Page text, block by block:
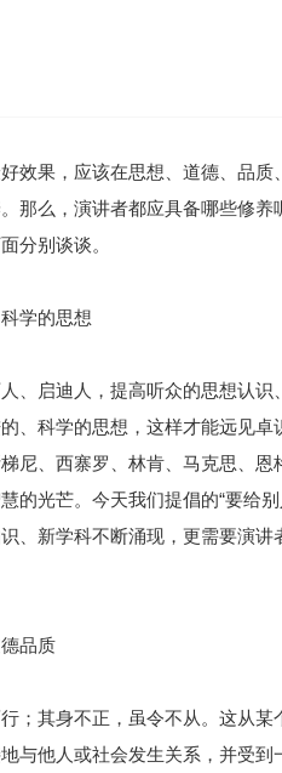
效果，应该在思想、道德、品
那么，演讲者都应具备哪些修
分别谈谈。
学的思想
、启迪人，提高听众的思想认
、科学的思想，这样才能远见
尼、西寨罗、林肯、马克思、
的光芒。今天我们提倡的“要给
、新学科不断涌现，更需要演
品质
；其身不正，虽令不从。这从
与他人或社会发生关系，并受